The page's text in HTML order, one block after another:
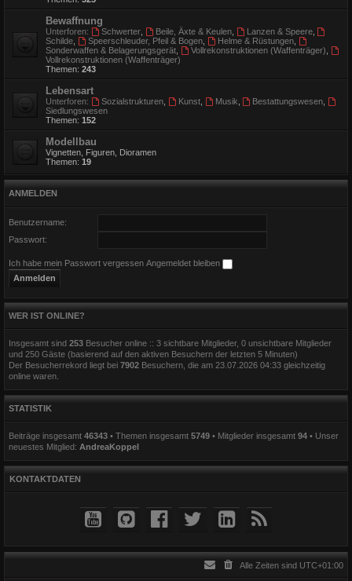
Bewaffnung
Unterforen: Schwerter, Beile, Äxte & Keulen, Lanzen & Speere,
Schilde
Speerschleuder, Pfeil & Bogen, Helme & Rüstungen,
Sonderwaffen & Belagerungsgerät
Vollrekonstruktionen (Waffenträger)
Vollrekonstruktionen (Waffenträger)
Themen: 243
Lebensart
Unterforen: Sozialstrukturen, Kunst, Musik Bestattungswesen
Siedlungswesen
Themen: 152
Modellbau
Vignetten, Figuren, Dioramen
Themen: 19
ANMELDEN
Benutzername:
Passwort:
Ich habe mein Passwort vergessen Angemeldet bleiben
WER IST ONLINE?
Insgesamt sind 253 Besucher online :: 3 sichtbare Mitglieder, 0 unsichtbare Mitglieder
und 250 Gäste (basierend auf den aktiven Besuchern der letzten 5 Minuten)
Der Besucherrekord liegt bei 7902 Besuchern, die am 23.07.2026 04:33 gleichzeitig
online waren.
STATISTIK
Beiträge insgesamt 46343 • Themen insgesamt 5749 • Mitglieder insgesamt 94 • Unser
neuestes Mitglied: AndreaKoppel
KONTAKTDATEN
Alle Zeiten sind UTC+01:00